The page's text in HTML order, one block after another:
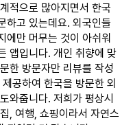
적으로 많아지면서 한국
하고 있는데요. 외국인들
에만 머무는 것이 아쉬워
앱입니다. 개인 취향에 맞
한 방문자만 리뷰를 작성
공하여 한국을 방문한 외
와줍니다. 저희가 평상시
, 여행, 쇼핑이라서 자연스